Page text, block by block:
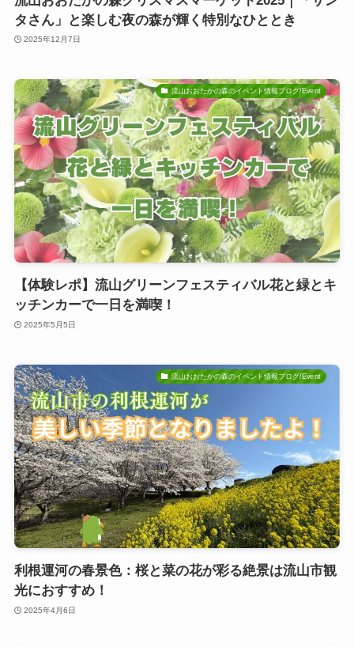
タさん」と楽しむ夜の森が輝く特別なひととき
2025年12月7日
流山おおたかの森のイベント情報ブログ/Event
【体験レポ】流山グリーンフェスティバル花と緑とキ
ッチンカーで一日を満喫！
2025年5月5日
流山おおたかの森のイベント情報ブログ/Event
利根運河の春景色：桜と菜の花が彩る絶景は流山市観
光におすすめ！
2025年4月6日